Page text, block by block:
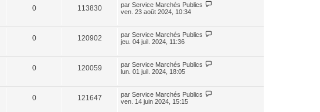
0 113830 par Service Marchés Publics
ven. 23 août 2024, 10:34
0 120902 par Service Marchés Publics
jeu. 04 juil. 2024, 11:36
0 120059 par Service Marchés Publics
lun. 01 juil. 2024, 18:05
0 121647 par Service Marchés Publics
ven. 14 juin 2024, 15:15